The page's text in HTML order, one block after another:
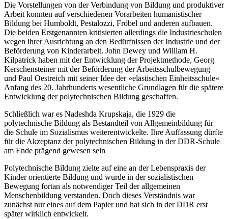
Die Vorstellungen von der Verbindung von Bildung und produktiver
Arbeit konnten auf verschiedenen Vorarbeiten humanistischer
Bildung bei Humboldt, Pestalozzi, Fröbel und anderen aufbauen.
Die beiden Erstgenannten kritisierten allerdings die Industrieschulen
wegen ihrer Ausrichtung an den Bedürfnissen der Industrie und der
Beförderung von Kinderarbeit. John Dewey und William H.
Kilpatrick haben mit der Entwicklung der Projektmethode, Georg
Kerschensteiner mit der Beförderung der Arbeitsschulbewegung
und Paul Oestreich mit seiner Idee der »elastischen Einheitsschule«
Anfang des 20. Jahrhunderts wesentliche Grundlagen für die spätere
Entwicklung der polytechnischen Bildung geschaffen.
Schließlich war es Nadeshda Krupskaja, die 1929 die
polytechnische Bildung als Bestandteil von Allgemeinbildung für
die Schule im Sozialismus weiterentwickelte. Ihre Auffassung dürfte
für die Akzeptanz der polytechnischen Bildung in der DDR-Schule
am Ende prägend gewesen sein
Polytechnische Bildung zielte auf eine an der Lebenspraxis der
Kinder orientierte Bildung und wurde in der sozialistischen
Bewegung fortan als notwendiger Teil der allgemeinen
Menschenbildung verstanden. Doch dieses Verständnis war
zunächst nur eines auf dem Papier und hat sich in der DDR erst
später wirklich entwickelt.